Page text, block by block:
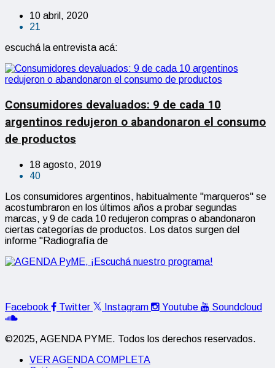
10 abril, 2020
21
escuchá la entrevista acá:
Consumidores devaluados: 9 de cada 10
argentinos redujeron o abandonaron el consumo
de productos
18 agosto, 2019
40
Los consumidores argentinos, habitualmente "marqueros" se
acostumbraron en los últimos años a probar segundas
marcas, y 9 de cada 10 redujeron compras o abandonaron
ciertas categorías de productos. Los datos surgen del
informe "Radiografía de
Facebook Twitter Instagram Youtube Soundcloud
©2025, AGENDA PYME. Todos los derechos reservados.
VER AGENDA COMPLETA